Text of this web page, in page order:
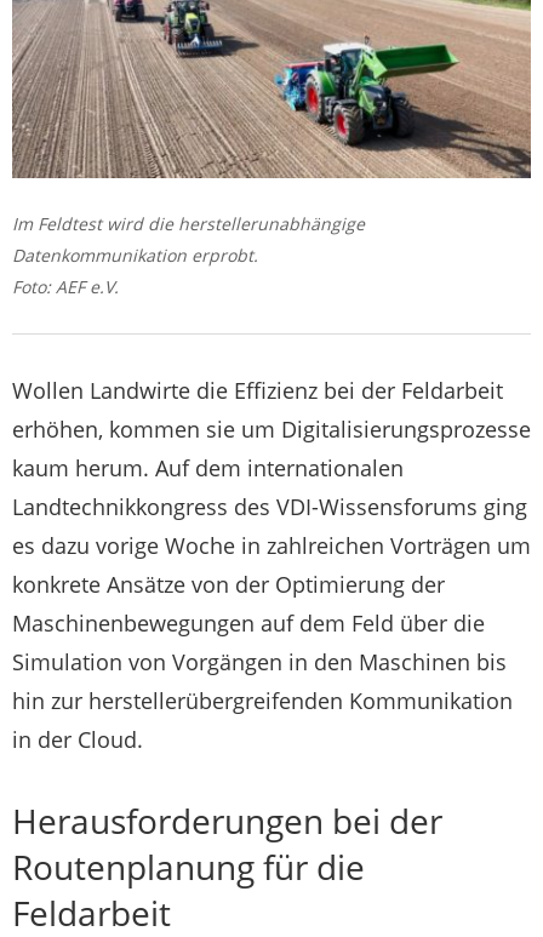
Im Feldtest wird die herstellerunabhängige
Datenkommunikation erprobt.
Foto: AEF e.V.
Wollen Landwirte die Effizienz bei der Feldarbeit
erhöhen, kommen sie um Digitalisierungsprozesse
kaum herum. Auf dem internationalen
Landtechnikkongress des VDI-Wissensforums ging
es dazu vorige Woche in zahlreichen Vorträgen um
konkrete Ansätze von der Optimierung der
Maschinenbewegungen auf dem Feld über die
Simulation von Vorgängen in den Maschinen bis
hin zur herstellerübergreifenden Kommunikation
in der Cloud.
Herausforderungen bei der
Routenplanung für die
Feldarbeit